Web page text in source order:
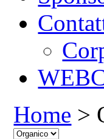
Home >